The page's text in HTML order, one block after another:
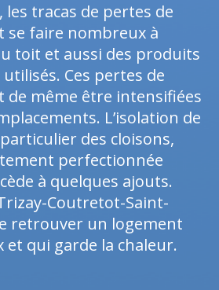
les tracas de pertes de
se faire nombreux à
toit et aussi des produits
Ces pertes de
de même être intensifiées
L’isolation de
des cloisons,
perfectionnée
à quelques ajouts.
Coutretot-Saint-
retrouver un logement
et qui garde la chaleur.